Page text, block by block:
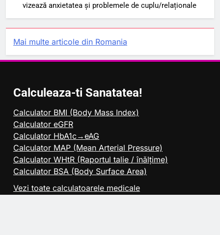
vizează anxietatea și problemele de cuplu/relaționale
Mai multe articole din Romania
Calculeaza-ti Sanatatea!
Calculator BMI (Body Mass Index)
Calculator eGFR
Calculator HbA1c→eAG
Calculator MAP (Mean Arterial Pressure)
Calculator WHtR (Raportul talie / înălțime)
Calculator BSA (Body Surface Area)
Vezi toate calculatoarele medicale